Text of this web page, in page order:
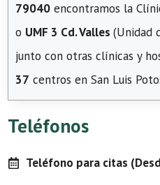
79040 encontramos la
o UMF 3 Cd. Valles (Unidad
junto con otras clínicas y
37 centros en San Luis
Teléfonos
Teléfono para citas